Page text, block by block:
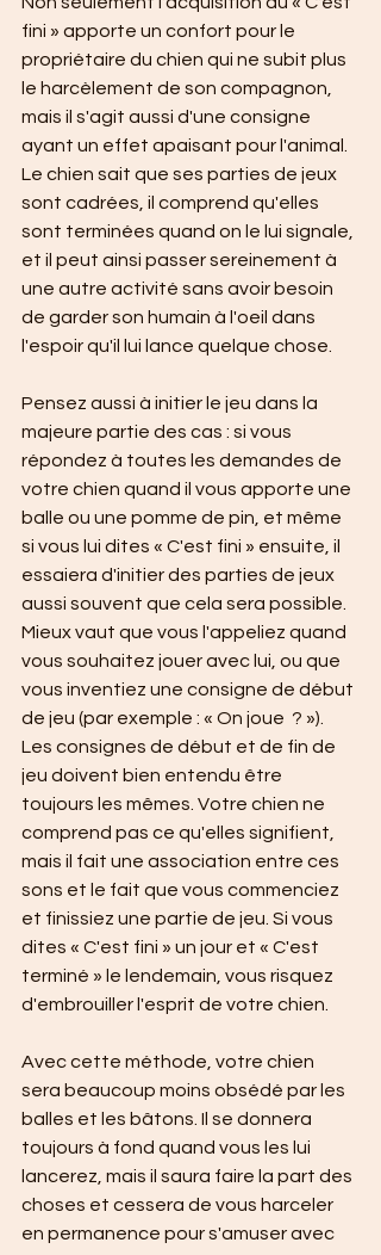
fini » apporte un confort pour le
propriétaire du chien qui ne subit plus
le harcèlement de son compagnon,
mais il s'agit aussi d'une consigne
ayant un effet apaisant pour l'animal.
Le chien sait que ses parties de jeux
sont cadrées, il comprend qu'elles
sont terminées quand on le lui signale,
et il peut ainsi passer sereinement à
une autre activité sans avoir besoin
de garder son humain à l'oeil dans
l'espoir qu'il lui lance quelque chose.
Pensez aussi à initier le jeu dans la
majeure partie des cas : si vous
répondez à toutes les demandes de
votre chien quand il vous apporte une
balle ou une pomme de pin, et même
si vous lui dites « C'est fini » ensuite, il
essaiera d'initier des parties de jeux
aussi souvent que cela sera possible.
Mieux vaut que vous l'appeliez quand
vous souhaitez jouer avec lui, ou que
vous inventiez une consigne de début
de jeu (par exemple : « On joue  ? »).
Les consignes de début et de fin de
jeu doivent bien entendu être
toujours les mêmes. Votre chien ne
comprend pas ce qu'elles signifient,
mais il fait une association entre ces
sons et le fait que vous commenciez
et finissiez une partie de jeu. Si vous
dites « C'est fini » un jour et « C'est
terminé » le lendemain, vous risquez
d'embrouiller l'esprit de votre chien.
Avec cette méthode, votre chien
sera beaucoup moins obsédé par les
balles et les bâtons. Il se donnera
toujours à fond quand vous les lui
lancerez, mais il saura faire la part des
choses et cessera de vous harceler
en permanence pour s'amuser avec